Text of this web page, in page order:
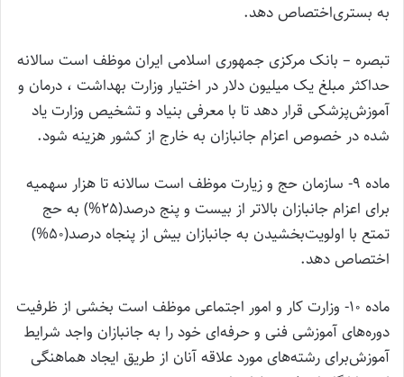
به بستری‌اختصاص دهد.
تبصره – بانک مرکزی جمهوری اسلامی ایران موظف است سالانه
حداکثر مبلغ یک میلیون دلار در اختیار وزارت بهداشت ، درمان و
آموزش‌پزشکی قرار دهد تا با معرفی بنیاد و تشخیص وزارت یاد
شده در خصوص اعزام جانبازان به خارج از کشور هزینه شود.
‌ماده 9- سازمان حج و زیارت موظف است سالانه تا هزار سهمیه
برای اعزام جانبازان بالاتر از بیست و پنج درصد(25%) به حج
تمتع با اولویت‌بخشیدن به جانبازان بیش از پنجاه درصد(50%)
اختصاص دهد.
‌ماده 10- وزارت کار و امور اجتماعی موظف است بخشی از ظرفیت
دوره‌های آموزشی فنی و حرفه‌ای خود را به جانبازان واجد شرایط
آموزش‌برای رشته‌های مورد علاقه آنان از طریق ایجاد هماهنگی